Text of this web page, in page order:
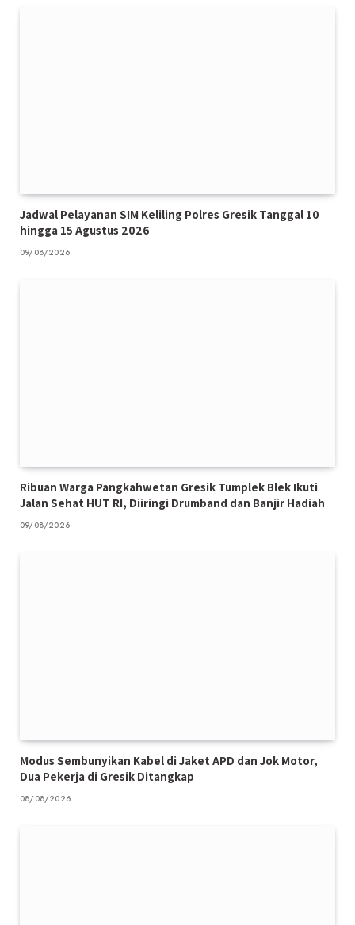
Jadwal Pelayanan SIM Keliling Polres Gresik Tanggal 10
hingga 15 Agustus 2026
09/08/2026
Ribuan Warga Pangkahwetan Gresik Tumplek Blek Ikuti
Jalan Sehat HUT RI, Diiringi Drumband dan Banjir Hadiah
09/08/2026
Modus Sembunyikan Kabel di Jaket APD dan Jok Motor,
Dua Pekerja di Gresik Ditangkap
08/08/2026